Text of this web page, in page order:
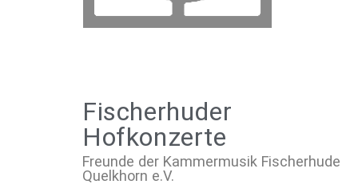
Fischerhuder
Hofkonzerte
Freunde der Kammermusik Fischerhude
Quelkhorn e.V.